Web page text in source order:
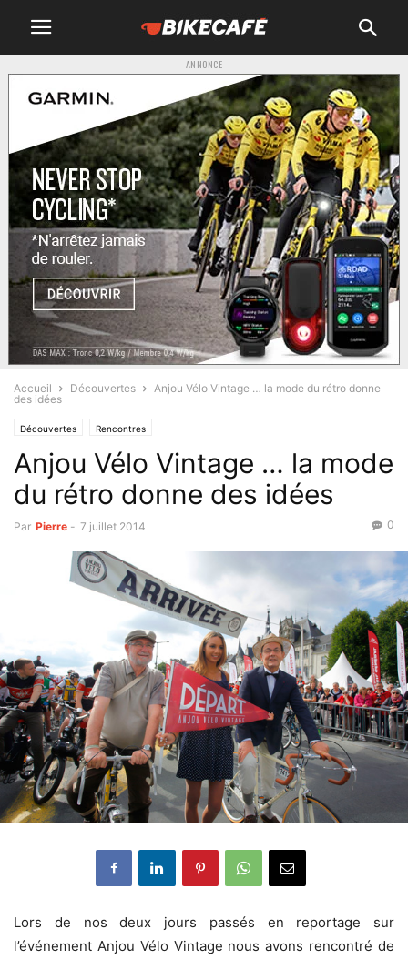
ANNONCE
Accueil Découvertes
Anjou Vélo Vintage … la mode du rétro donne
des idées
Découvertes Rencontres
Anjou Vélo Vintage … la mode
du rétro donne des idées
Par Pierre - 7 juillet 2014 0
Lors de nos deux jours passés en reportage sur
l’événement Anjou Vélo Vintage nous avons rencontré de